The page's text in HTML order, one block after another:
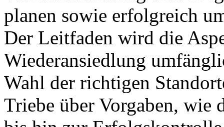
planen sowie erfolgreich
Der Leitfaden wird die
Wiederansiedlung
Wahl der richtigen
Triebe über Vorgaben, wie